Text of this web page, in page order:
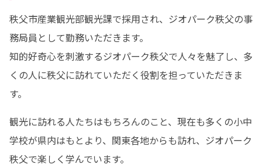
秩父市産業観光部観光課で採用され、ジオパーク秩父の事
務局員として勤務いただきます。
知的好奇心を刺激するジオパーク秩父で人々を魅了し、多
くの人に秩父に訪れていただく役割を担っていただきま
す。
観光に訪れる人たちはもちろんのこと、現在も多くの小中
学校が県内はもとより、関東各地からも訪れ、ジオパーク
秩父で楽しく学んでいます。